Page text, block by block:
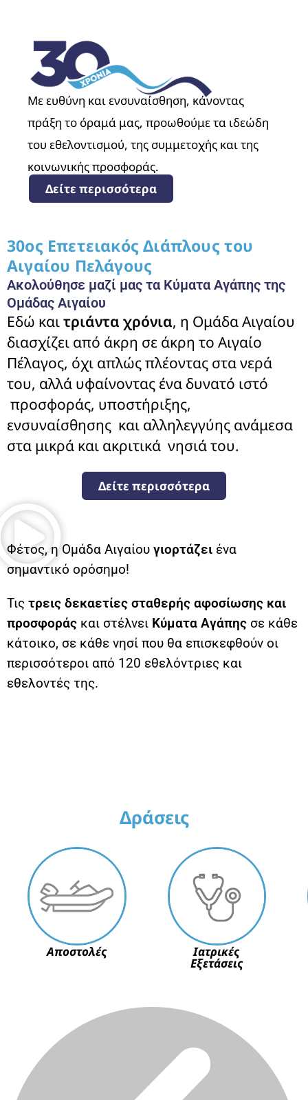
Με ευθύνη και ενσυναίσθηση, κάνοντας
πράξη το όραμά μας, προωθούμε τα ιδεώδη
του εθελοντισμού, της συμμετοχής και της
κοινωνικής προσφοράς.
Δείτε περισσότερα
30ος Επετειακός Διάπλους του
Αιγαίου Πελάγους
Ακολούθησε μαζί μας τα Κύματα Αγάπης της
Ομάδας Αιγαίου
Εδώ καιτριάντα χρόνια, η Ομάδα Αιγαίου
διασχίζει από άκρη σε άκρη το Αιγαίο
Πέλαγος, όχι απλώς πλέοντας στα νερά
του, αλλά υφαίνοντας ένα δυνατό ιστό
προσφοράς, υποστήριξης,
ενσυναίσθησης και αλληλεγγύης ανάμεσα
στα μικρά και ακριτικά νησιά του.
Δείτε περισσότερα
Φέτος, η Ομάδα Αιγαίου γιορτάζει ένα
σημαντικό ορόσημο!
Τις τρεις δεκαετίες σταθερής αφοσίωσης και
προσφοράς και στέλνει Κύματα Αγάπης σε κάθε
κάτοικο, σε κάθε νησί που θα επισκεφθούν οι
περισσότεροι από 120 εθελόντριες και
εθελοντές της.
Δράσεις
Αποστολές Ιατρικές
Εξετάσεις